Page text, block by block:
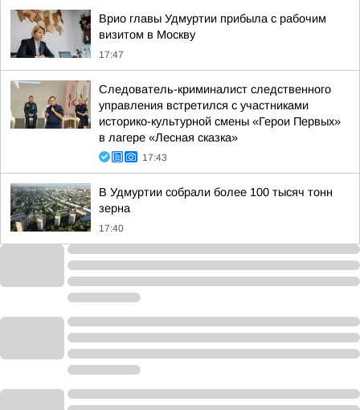
Врио главы Удмуртии прибыла с рабочим
визитом в Москву
17:47
Следователь-криминалист следственного
управления встретился с участниками
историко-культурной смены «Герои Первых»
в лагере «Лесная сказка»
17:43
В Удмуртии собрали более 100 тысяч тонн
зерна
17:40